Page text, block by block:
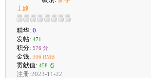
上路
精华: 0
发帖: 471
积分: 576 分
金钱: 306 RMB
贡献值: 458 点
注册:2023-11-22